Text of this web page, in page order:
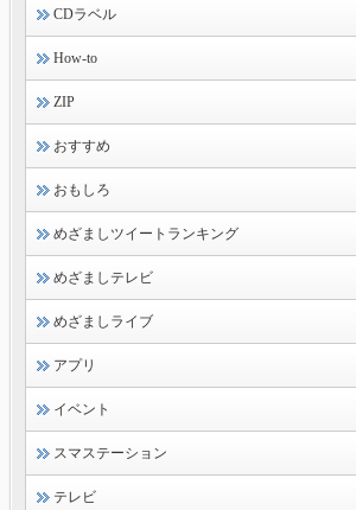
CDラベル
How-to
ZIP
おすすめ
おもしろ
めざましツイートランキング
めざましテレビ
めざましライブ
アプリ
イベント
スマステーション
テレビ